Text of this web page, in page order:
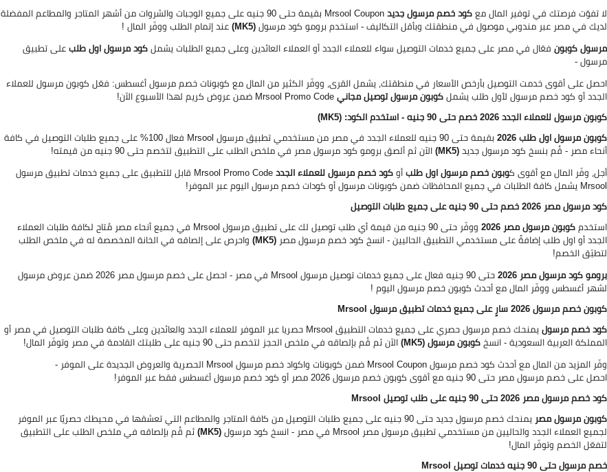
لا تفوّت فرصتك في توفير المال معكود خصم مرسول جديد Mrsool Coupon بقيمة حتى 90 جنيه على جميع الوجبات والشروات من أشهر المتاجر والمطاعم المفضلة
لديك في مصر عبر مندوبي موصول في منطقتك وبأقل التكاليف - استخدم برومو كود مرسول(MK5)
عند إتمام الطلب ووفّر المال !
مرسول كوبون فعّال في مصر على جميع خدمات التوصيل سواء للعملاء الجدد أو العملاء العائدين وعلى جميع الطلبات يشملكود مرسول اول طلبعلى تطبيق
مرسول -
احصل على أقوى خدمت التوصيل بأرخص الأسعار في منطقتك، يشمل القرى، ووفّر الكثير من المال مع كوبونات خصم مرسول أغسطس: فعّل كوبون مرسول للعملاء
الجدد أو كود خصم مرسول لأول طلب يشملكوبون مرسول توصيل مجاني
كوبون مرسول للعملاء الجدد 2026 خصم حتى 90 جنيه - استخدم الكود: (MK5)
كوبون مرسول اول طلب 2026
بقيمة حتى 90 جنيه للعملاء الجدد في مصر من مستخدمي تطبيق مرسول Mrsool فعال 100% على جميع طلبات التوصيل في كافة
أنحاء مصر - قُم بنسخ كود مرسول جديد(MK5)
الآن ثم ألصق برومو كود مرسول مصر في ملخص الطلب على التطبيق لتخصم حتى 90 جنيه من قيمته!
أجل، وفّر المال مع أقوى كوبون خصم مرسول اول طلبأوكود خصم مرسول للعملاء الجدد Mrsool Promo Code قابل للتطبيق على جميع خدمات تطبيق مرسول
Mrsool يشمل كافة الطلبات في جميع المحافظات ضمن كوبونات مرسول أو كودات خصم مرسول اليوم عبر الموفر!
كود مرسول مصر 2026خصم حتى 90 جنيه على جميع طلبات التوصيل
استخدمكوبون مرسول مصر 2026 ووفّر حتى 90 جنيه من قيمة أي طلب توصيل لك على تطبيق مرسول Mrsool في جميع أنحاء مصر مُتاح لكافة طلبات العملاء
الجدد أو اول طلب إضافةً على مستخدمي التطبيق الحاليين - انسخ كود خصم مرسول مصر (MK5) واحرص على إلصاقه في الخانة المخصصة له في ملخص الطلب
لتطبّق الخصم!
برومو كود مرسول مصر 2026
حتى 90 جنيه فعال على جميع خدمات توصيل مرسول Mrsool في مصر - احصل على خصم مرسول مصر 2026 ضمن عروض مرسول
لشهر أغسطس ووفّر المال مع أحدث كوبون خصم مرسول اليوم !
كوبون خصم مرسول 2026 سارٍ على جميع خدمات تطبيق مرسول Mrsool
كود خصم مرسول
يمنحك خصم مرسول حصري على جميع خدمات التطبيق Mrsool حصريا عبر الموفر للعملاء الجدد والعائدين وعلى كافة طلبات التوصيل في مصر أو
المملكة العربية السعودية - انسخكوبون مرسول (MK5)
الآن ثم قُم بإلصاقه في ملخص الحجز لتخصم حتى 90 جنيه على طلبتك القادمة في مصر وتوفّر المال!
وفّر المزيد من المال مع أحدث كود خصم مرسول Mrsool Coupon ضمن كوبونات واكواد خصم مرسول Mrsool الحصرية والعروض الجديدة على الموفر -
احصل على خصم مرسول مصر حتى 90 جنيه مع أقوى كوبون خصم مرسول 2026 مصر أو كود خصم مرسول أغسطس فقط عبر الموفر!
كود خصم مرسول مصر 2026 حتى 90 جنيه على طلب توصيل Mrsool
كوبون مرسول مصر
يمنحك خصم مرسول جديد حتى 90 جنيه على جميع طلبات التوصيل من كافة المتاجر والمطاعم التي تعشقها في محيطك حصريًا عبر الموفر
لجميع العملاء الجدد والحاليين من مستخدمي تطبيق مرسول مصر Mrsool في مصر - انسخ كود مرسول (MK5) ثم قُم بإلصاقه في ملخص الطلب على التطبيق
لتفعّل الخصم وتوفّر المال!
خصم مرسول حتى 90 جنيه خدمات توصيل Mrsool